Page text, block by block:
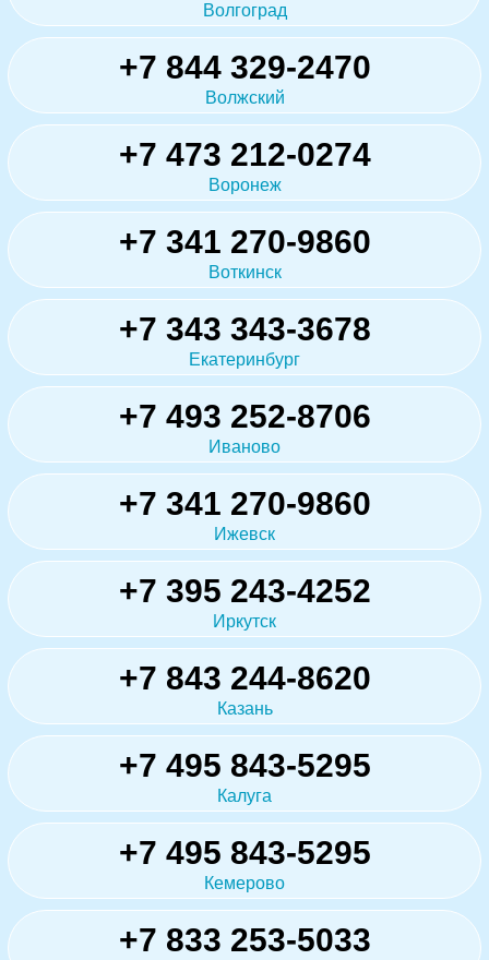
Волгоград
+7 844 329-2470
Волжский
+7 473 212-0274
Воронеж
+7 341 270-9860
Воткинск
+7 343 343-3678
Екатеринбург
+7 493 252-8706
Иваново
+7 341 270-9860
Ижевск
+7 395 243-4252
Иркутск
+7 843 244-8620
Казань
+7 495 843-5295
Калуга
+7 495 843-5295
Кемерово
+7 833 253-5033